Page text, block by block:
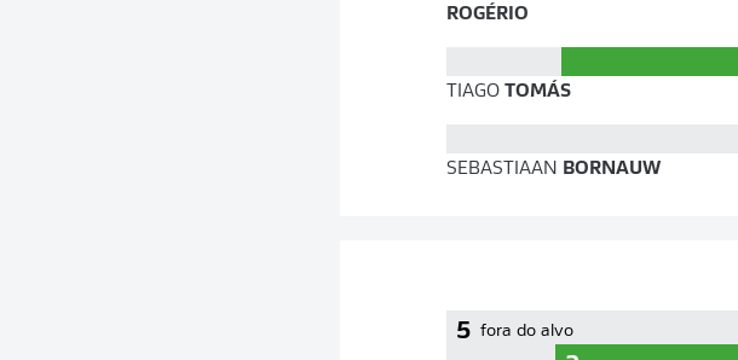
ROGÉRIO
TIAGOTOMÁS
SEBASTIAAN BORNAUW
5 fora do alvo